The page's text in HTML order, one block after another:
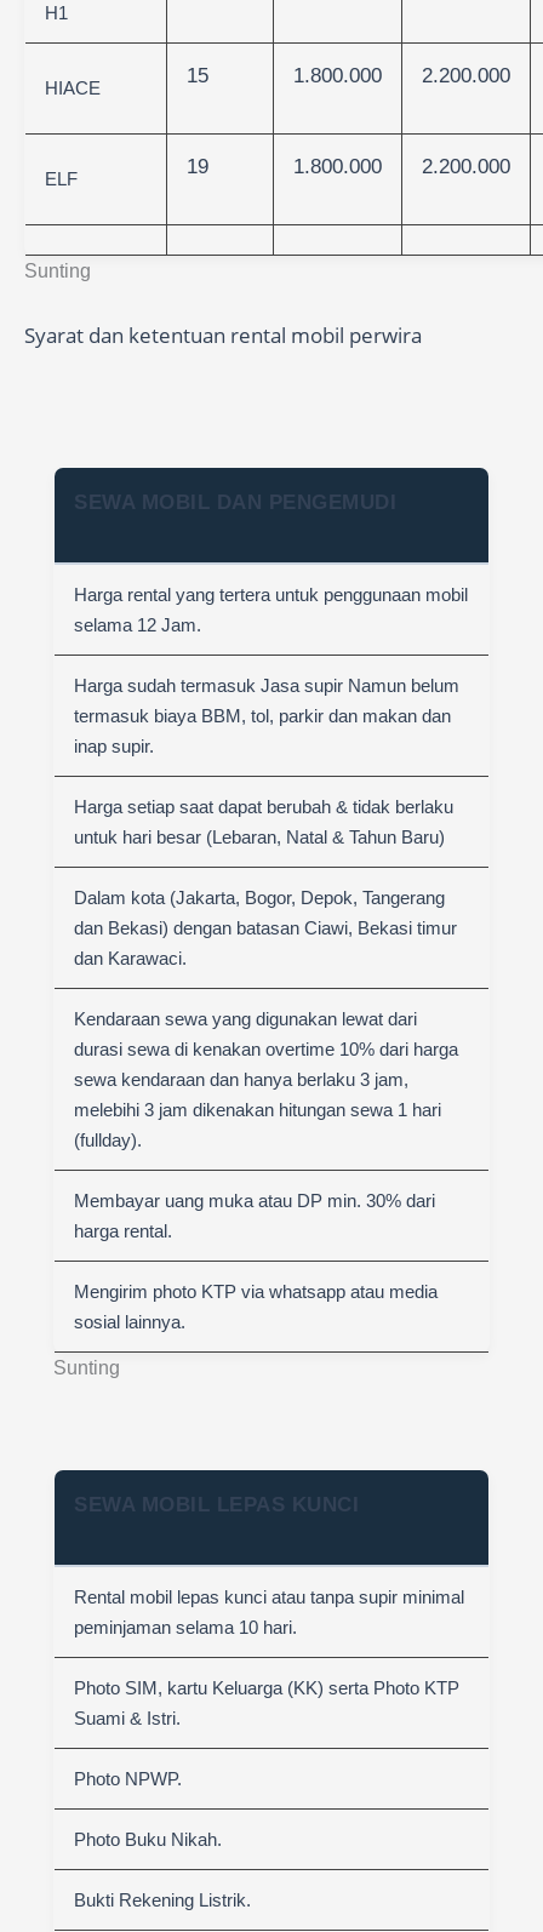
Sunting
H1
HIACE
15 1.800.000 2.200.000
ELF
19 1.800.000 2.200.000
Syarat dan ketentuan rental mobil perwira
Sunting
SEWA MOBIL DAN PENGEMUDI
Harga rental yang tertera untuk penggunaan mobil
selama 12 Jam.
Harga sudah termasuk Jasa supir Namun belum
termasuk biaya BBM, tol, parkir dan makan dan
inap supir.
Harga setiap saat dapat berubah & tidak berlaku
untuk hari besar (Lebaran, Natal & Tahun Baru)
Dalam kota (Jakarta, Bogor, Depok, Tangerang
dan Bekasi) dengan batasan Ciawi, Bekasi timur
dan Karawaci.
Kendaraan sewa yang digunakan lewat dari
durasi sewa di kenakan overtime 10% dari harga
sewa kendaraan dan hanya berlaku 3 jam,
melebihi 3 jam dikenakan hitungan sewa 1 hari
(fullday).
Membayar uang muka atau DP min. 30% dari
harga rental.
Mengirim photo KTP via whatsapp atau media
sosial lainnya.
SEWA MOBIL LEPAS KUNCI
Rental mobil lepas kunci atau tanpa supir minimal
peminjaman selama 10 hari.
Photo SIM, kartu Keluarga (KK) serta Photo KTP
Suami & Istri.
Photo NPWP.
Photo Buku Nikah.
Bukti Rekening Listrik.